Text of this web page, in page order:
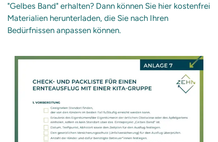
"Gelbes Band" erhalten? Dann können Sie hier kostenfrei
Materialien herunterladen, die Sie nach Ihren
Bedürfnissen anpassen können.